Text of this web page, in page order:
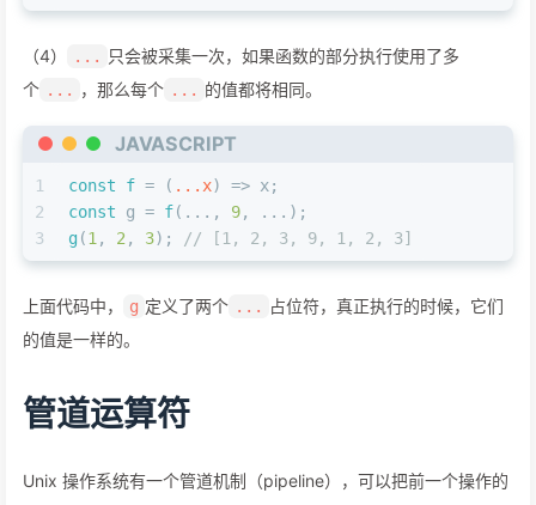
（4） ...
只会被采集一次，如果函数的部分执行使用了多
个 ... ，那么每个 ... 的值都将相同。
JAVASCRIPT
1
2
3
const f = ( ...x) => x;
const g = f(..., 9, ...);
g(1 , 2 , 3); // [1, 2, 3, 9, 1, 2, 3]
上面代码中， g 定义了两个 ...
占位符，真正执行的时候，它们
的值是一样的。
管道运算符
Unix 操作系统有一个管道机制（pipeline），可以把前一个操作的